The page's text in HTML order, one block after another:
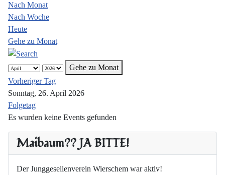
Maibaum?? JA BITTE!
Der Junggesellenverein Wierschem war aktiv!
Nach Monat
Nach Woche
Heute
Gehe zu Monat
Gehe zu Monat
Vorheriger Tag
Sonntag, 26. April 2026
Folgetag
Es wurden keine Events gefunden